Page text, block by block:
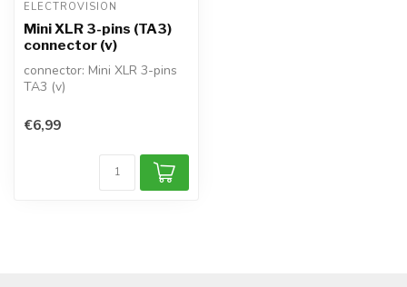
ELECTROVISION
Mini XLR 3-pins (TA3)
connector (v)
connector: Mini XLR 3-pins
TA3 (v)
metalen connector met t...
€6,99